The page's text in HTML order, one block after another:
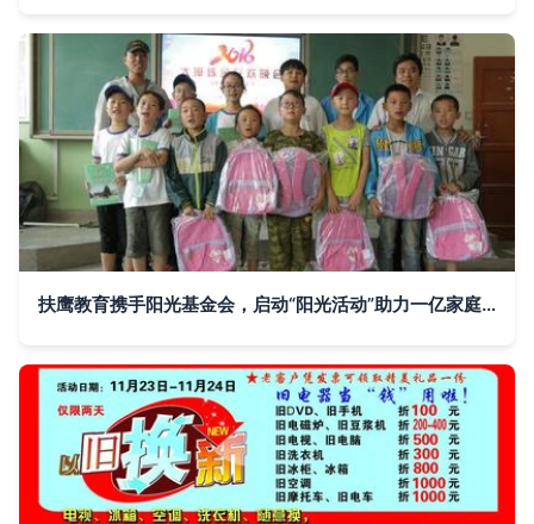
扶鹰教育携手阳光基金会，启动“阳光活动”助力一亿家庭幸福成长